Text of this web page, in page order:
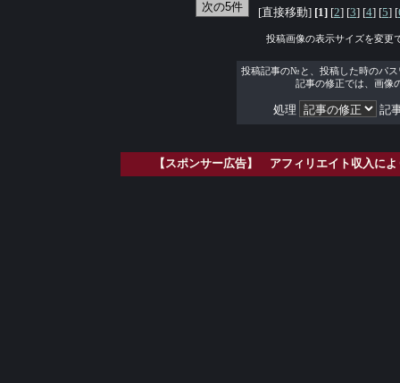
[直接移動] [1] [2] [3] [4] [5] [
投稿画像の表示サイズを変更
投稿記事の№と、投稿した時のパ
記事の修正では、画像
処理 記
【スポンサー広告】 アフィリエイト収入に